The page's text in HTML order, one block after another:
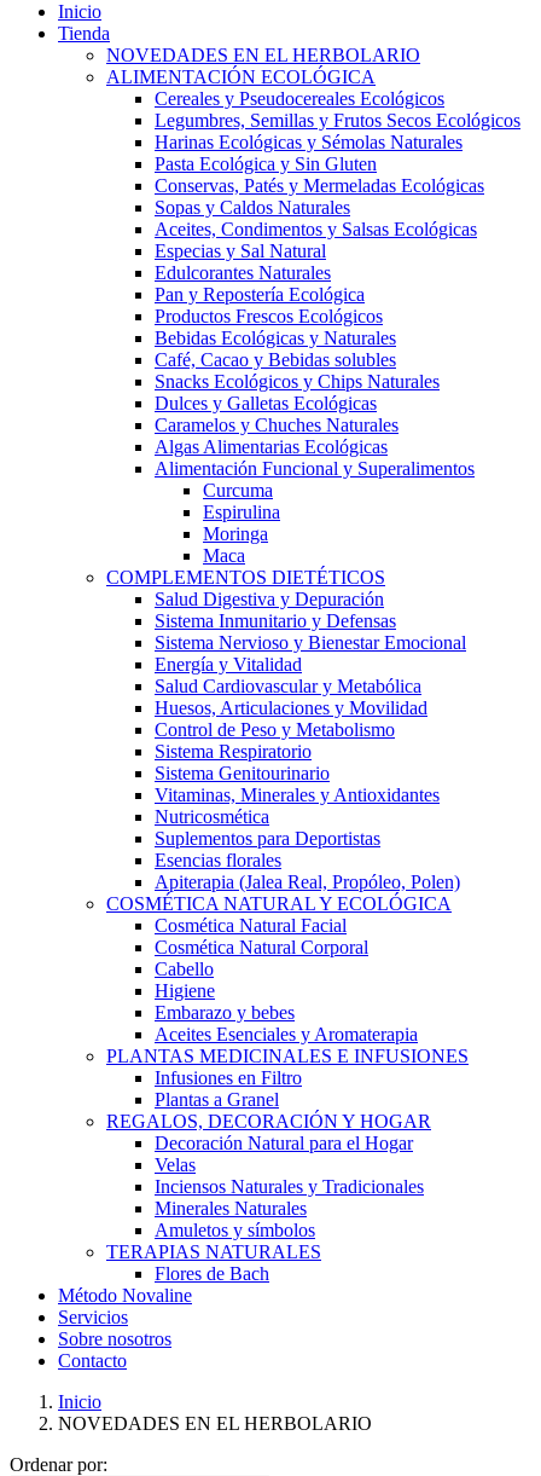
Inicio
Tienda
NOVEDADES EN EL HERBOLARIO
ALIMENTACIÓN ECOLÓGICA
Cereales y Pseudocereales Ecológicos
Legumbres, Semillas y Frutos Secos Ecológicos
Harinas Ecológicas y Sémolas Naturales
Pasta Ecológica y Sin Gluten
Conservas, Patés y Mermeladas Ecológicas
Sopas y Caldos Naturales
Aceites, Condimentos y Salsas Ecológicas
Especias y Sal Natural
Edulcorantes Naturales
Pan y Repostería Ecológica
Productos Frescos Ecológicos
Bebidas Ecológicas y Naturales
Café, Cacao y Bebidas solubles
Snacks Ecológicos y Chips Naturales
Dulces y Galletas Ecológicas
Caramelos y Chuches Naturales
Algas Alimentarias Ecológicas
Alimentación Funcional y Superalimentos
Curcuma
Espirulina
Moringa
Maca
COMPLEMENTOS DIETÉTICOS
Salud Digestiva y Depuración
Sistema Inmunitario y Defensas
Sistema Nervioso y Bienestar Emocional
Energía y Vitalidad
Salud Cardiovascular y Metabólica
Huesos, Articulaciones y Movilidad
Control de Peso y Metabolismo
Sistema Respiratorio
Sistema Genitourinario
Vitaminas, Minerales y Antioxidantes
Nutricosmética
Suplementos para Deportistas
Esencias florales
Apiterapia (Jalea Real, Propóleo, Polen)
COSMÉTICA NATURAL Y ECOLÓGICA
Cosmética Natural Facial
Cosmética Natural Corporal
Cabello
Higiene
Embarazo y bebes
Aceites Esenciales y Aromaterapia
PLANTAS MEDICINALES E INFUSIONES
Infusiones en Filtro
Plantas a Granel
REGALOS, DECORACIÓN Y HOGAR
Decoración Natural para el Hogar
Velas
Inciensos Naturales y Tradicionales
Minerales Naturales
Amuletos y símbolos
TERAPIAS NATURALES
Flores de Bach
Método Novaline
Servicios
Sobre nosotros
Contacto
Inicio
NOVEDADES EN EL HERBOLARIO
Ordenar por: